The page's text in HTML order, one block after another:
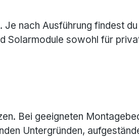
nach Ausführung findest
Solarmodule sowohl für
Bei geeigneten
Untergründen,